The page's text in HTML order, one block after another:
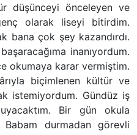
düşünceyi önceleyen ve
olarak liseyi bitirdim.
bana çok şey kazandırdı.
inanıyordum.
okumaya karar vermiştim.
biçimlenen kültür ve
istemiyordum. Gündüz iş
Bir gün okula
Babam durmadan görevli